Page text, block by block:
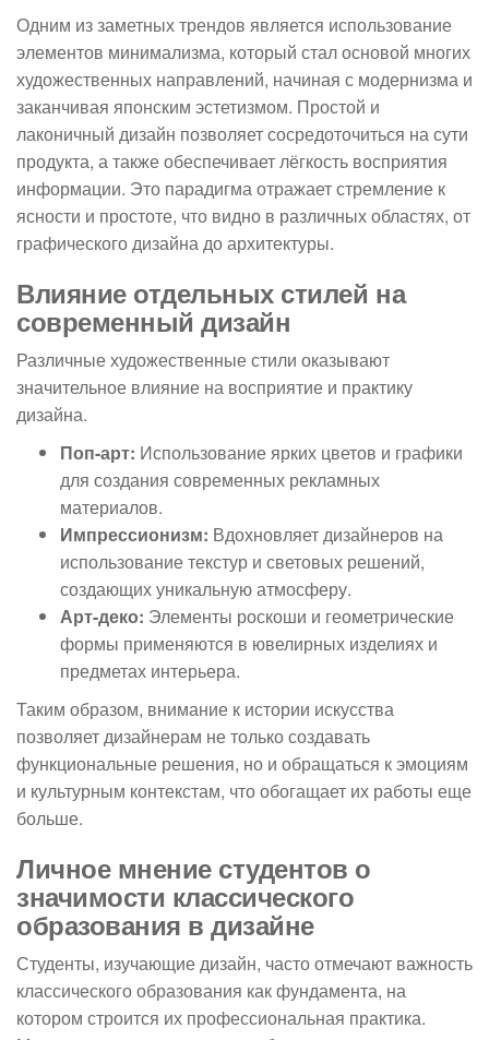
Одним из заметных трендов является использование
элементов минимализма, который стал основой многих
художественных направлений, начиная с модернизма и
заканчивая японским эстетизмом. Простой и
лаконичный дизайн позволяет сосредоточиться на сути
продукта, а также обеспечивает лёгкость восприятия
информации. Это парадигма отражает стремление к
ясности и простоте, что видно в различных областях, от
графического дизайна до архитектуры.
Влияние отдельных стилей на
современный дизайн
Различные художественные стили оказывают
значительное влияние на восприятие и практику
дизайна.
Поп-арт: Использование ярких цветов и графики
для создания современных рекламных
материалов.
Импрессионизм: Вдохновляет дизайнеров на
использование текстур и световых решений,
создающих уникальную атмосферу.
Арт-деко: Элементы роскоши и геометрические
формы применяются в ювелирных изделиях и
предметах интерьера.
Таким образом, внимание к истории искусства
позволяет дизайнерам не только создавать
функциональные решения, но и обращаться к эмоциям
и культурным контекстам, что обогащает их работы еще
больше.
Личное мнение студентов о
значимости классического
образования в дизайне
Студенты, изучающие дизайн, часто отмечают важность
классического образования как фундамента, на
котором строится их профессиональная практика.